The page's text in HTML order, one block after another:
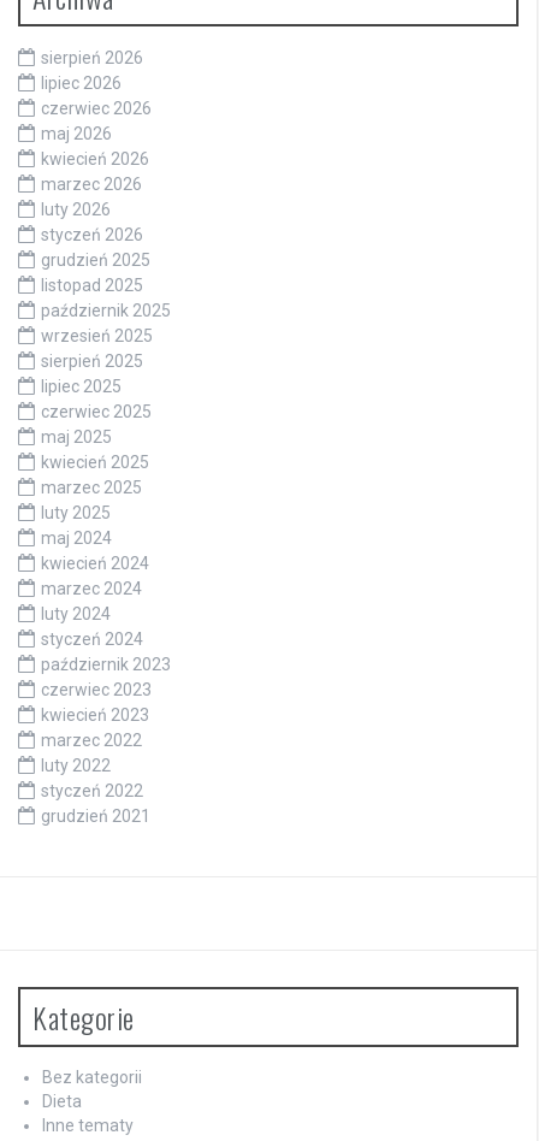
sierpień 2026
lipiec 2026
czerwiec 2026
maj 2026
kwiecień 2026
marzec 2026
luty 2026
styczeń 2026
grudzień 2025
listopad 2025
październik 2025
wrzesień 2025
sierpień 2025
lipiec 2025
czerwiec 2025
maj 2025
kwiecień 2025
marzec 2025
luty 2025
maj 2024
kwiecień 2024
marzec 2024
luty 2024
styczeń 2024
październik 2023
czerwiec 2023
kwiecień 2023
marzec 2022
luty 2022
styczeń 2022
grudzień 2021
Kategorie
Bez kategorii
Dieta
Inne tematy